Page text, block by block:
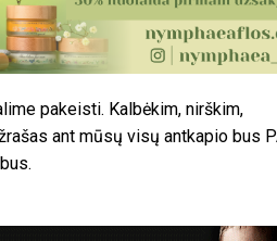
pakeisti. Kalbėkim, nirškim,
ant mūsų visų antkapio bus